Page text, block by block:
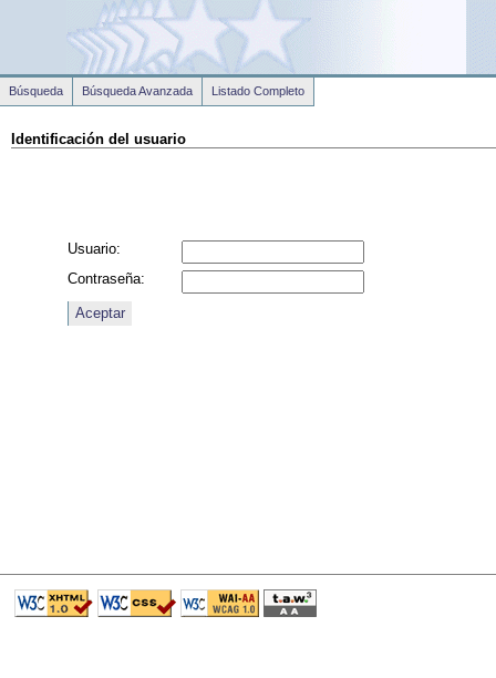
Identificación del usuario
Usuario:
Contraseña:
Búsqueda Búsqueda Avanzada Listado Completo